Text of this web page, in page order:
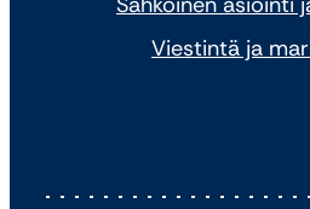
Viestintä ja